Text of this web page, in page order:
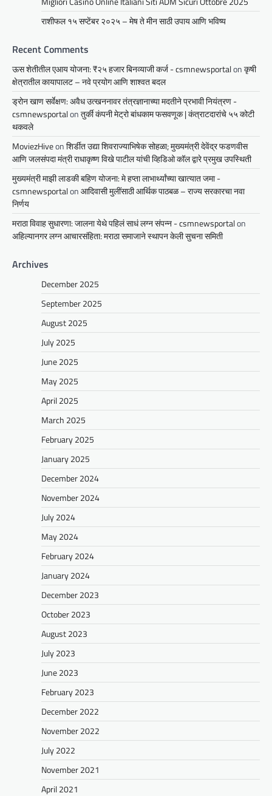
o
n
राशीफल १५ सप्टेंबर २०२५ – मेष ते मीन साठी उपाय आणि भविष्य
Recent Comments
ऊस शेतीतील एआय योजना: ₹२५ हजार बिनव्याजी कर्ज - csmnewsportalonकृषी
क्षेत्रातील कायापालट – नवे प्रयोग आणि शाश्वत बदल
ड्रोन खाण सर्वेक्षण: अवैध उत्खननावर तंत्रज्ञानाच्या मदतीने प्रभावी नियंत्रण -
csmnewsportalonतुर्की कंपनी मेट्रो बांधकाम फसवणूक | कंत्राटदारांचे ५५ कोटी
थकवले
MoviezHiveonशिर्डीत उद्या शिवराज्याभिषेक सोहळा; मुख्यमंत्री देवेंद्र फडणवीस
आणि जलसंपदा मंत्री राधाकृष्ण विखे पाटील यांची व्हिडिओ कॉल द्वारे प्रमुख उपस्थिती
मुख्यमंत्री माझी लाडकी बहिण योजना: मे हप्ता लाभार्थ्यांच्या खात्यात जमा -
csmnewsportalonआदिवासी मुलींसाठी आर्थिक पाठबळ – राज्य सरकारचा नवा
निर्णय
मराठा विवाह सुधारणा: जालना येथे पहिलं साधं लग्न संपन्न - csmnewsportalon
अहिल्यानगर लग्न आचारसंहिता: मराठा समाजाने स्थापन केली सुचना समिती
Archives
December 2025
September 2025
August 2025
July 2025
June 2025
May 2025
April 2025
March 2025
February 2025
January 2025
December 2024
November 2024
July 2024
May 2024
February 2024
January 2024
December 2023
October 2023
August 2023
July 2023
June 2023
February 2023
December 2022
November 2022
July 2022
November 2021
April 2021